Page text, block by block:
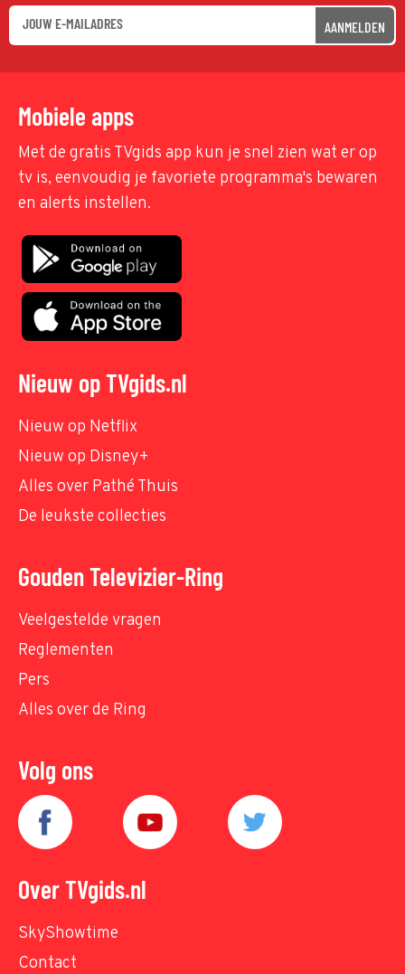
AANMELDEN
Mobiele apps
Met de gratis TVgids app kun je snel zien wat er op
tv is, eenvoudig je favoriete programma's bewaren
en alerts instellen.
Nieuw op TVgids.nl
Nieuw op Netflix
Nieuw op Disney+
Alles over Pathé Thuis
De leukste collecties
Gouden Televizier-Ring
Veelgestelde vragen
Reglementen
Pers
Alles over de Ring
Volg ons
Over TVgids.nl
SkyShowtime
Contact